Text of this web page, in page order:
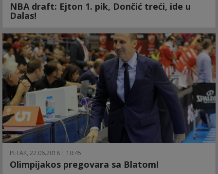
NBA draft: Ejton 1. pik, Dončić treći, ide u
Dalas!
PETAK, 22.06.2018 | 10:45
Olimpijakos pregovara sa Blatom!